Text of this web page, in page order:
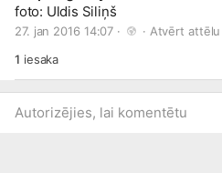
foto: Uldis Siliņš
27. jan 2016 14:07 · · Atvērt
1 iesaka
Autorizējies, lai komentētu